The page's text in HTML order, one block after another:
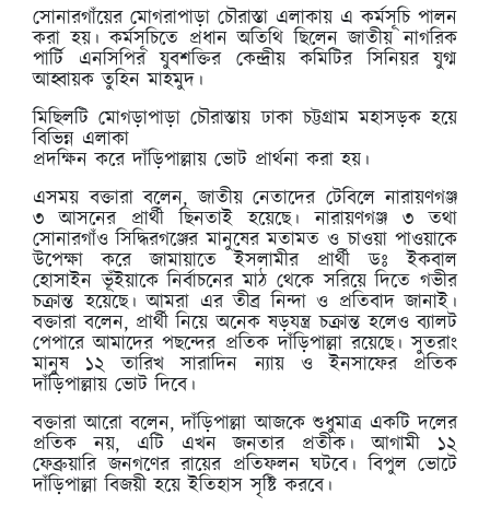
সোনারগাঁয়ের মোগরাপাড়া চৌরাস্তা এলাকায় এ কর্মসূচি পালন
করা হয়। কর্মসূচিতে প্রধান অতিথি ছিলেন জাতীয় নাগরিক
পার্টি এনসিপির যুবশক্তির কেন্দ্রীয় কমিটির সিনিয়র যুগ্ম
আহ্বায়ক তুহিন মাহমুদ।
মিছিলটি মোগড়াপাড়া চৌরাস্তায় ঢাকা চট্টগ্রাম মহাসড়ক হয়ে
বিভিন্ন এলাকা
প্রদক্ষিন করে দাঁড়িপাল্লায় ভোট প্রার্থনা করা হয়।
এসময় বক্তারা বলেন, জাতীয় নেতাদের টেবিলে নারায়ণগঞ্জ
৩ আসনের প্রার্থী ছিনতাই হয়েছে। নারায়ণগঞ্জ ৩ তথা
সোনারগাঁও সিদ্ধিরগঞ্জের মানুষের মতামত ও চাওয়া পাওয়াকে
উপেক্ষা করে জামায়াতে ইসলামীর প্রার্থী ডঃ ইকবাল
হোসাইন ভূঁইয়াকে নির্বাচনের মাঠ থেকে সরিয়ে দিতে গভীর
চক্রান্ত হয়েছে। আমরা এর তীব্র নিন্দা ও প্রতিবাদ জানাই।
বক্তারা বলেন, প্রার্থী নিয়ে অনেক ষড়যন্ত্র চক্রান্ত হলেও ব্যালট
পেপারে আমাদের পছন্দের প্রতিক দাঁড়িপাল্লা রয়েছে। সুতরাং
মানুষ ১২ তারিখ সারাদিন ন্যায় ও ইনসাফের প্রতিক
দাঁড়িপাল্লায় ভোট দিবে।
বক্তারা আরো বলেন, দাঁড়িপাল্লা আজকে শুধুমাত্র একটি দলের
প্রতিক নয়, এটি এখন জনতার প্রতীক। আগামী ১২
ফেব্রুয়ারি জনগণের রায়ের প্রতিফলন ঘটবে। বিপুল ভোটে
দাঁড়িপাল্লা বিজয়ী হয়ে ইতিহাস সৃষ্টি করবে।